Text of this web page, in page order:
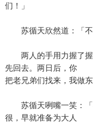
们！」
苏循天欣然道：「不
两人的手用力握了握
先回去。两日后，你
把老兄弟们找来，我做
苏循天咧嘴一笑：「
很，早就准备为大人